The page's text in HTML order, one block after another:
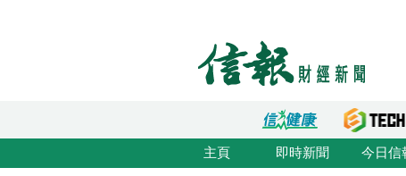
主頁 即時新聞 今日信